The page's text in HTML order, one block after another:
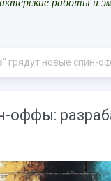
работы и
грядут новые спин-
оффы: